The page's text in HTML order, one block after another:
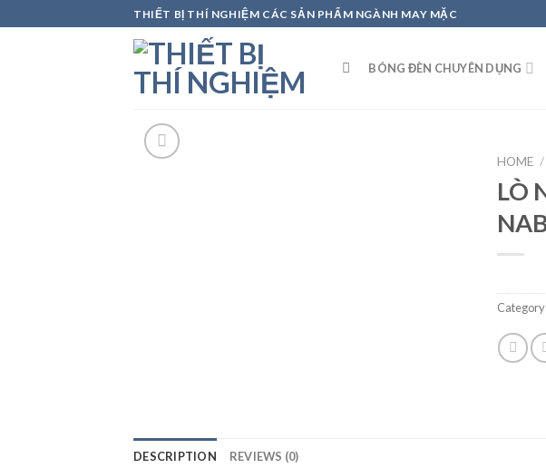
to
THIẾT BỊ THÍ NGHIỆM CÁC SẢN PHẨM NGÀNH MAY MẶC
BÓNG ĐÈN CHUYÊN DỤNG
HOME /
LÒ
DESCRIPTION REVIEWS (0)